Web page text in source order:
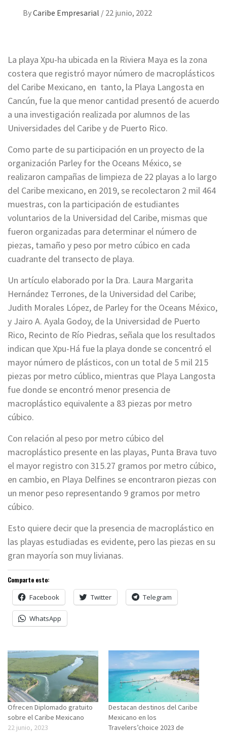
ByCaribe Empresarial / 22 junio, 2022
La playa Xpu-ha ubicada en la Riviera Maya es la zona
costera que registró mayor número de macroplásticos
del Caribe Mexicano, en tanto, la Playa Langosta en
Cancún, fue la que menor cantidad presentó de acuerdo
a una investigación realizada por alumnos de las
Universidades del Caribe y de Puerto Rico.
Como parte de su participación en un proyecto de la
organización Parley for the Oceans México, se
realizaron campañas de limpieza de 22 playas a lo largo
del Caribe mexicano, en 2019, se recolectaron 2 mil 464
muestras, con la participación de estudiantes
voluntarios de la Universidad del Caribe, mismas que
fueron organizadas para determinar el número de
piezas, tamaño y peso por metro cúbico en cada
cuadrante del transecto de playa.
Un artículo elaborado por la Dra. Laura Margarita
Hernández Terrones, de la Universidad del Caribe;
Judith Morales López, de Parley for the Oceans México,
y Jairo A. Ayala Godoy, de la Universidad de Puerto
Rico, Recinto de Río Piedras, señala que los resultados
indican que Xpu-Há fue la playa donde se concentró el
mayor número de plásticos, con un total de 5 mil 215
piezas por metro cúblico, mientras que Playa Langosta
fue donde se encontró menor presencia de
macroplástico equivalente a 83 piezas por metro
cúbico.
Con relación al peso por metro cúbico del
macroplástico presente en las playas, Punta Brava tuvo
el mayor registro con 315.27 gramos por metro cúbico,
en cambio, en Playa Delfines se encontraron piezas con
un menor peso representando 9 gramos por metro
cúbico.
Esto quiere decir que la presencia de macroplástico en
las playas estudiadas es evidente, pero las piezas en su
gran mayoría son muy livianas.
Comparte esto:
Facebook Twitter Telegram
WhatsApp
Ofrecen Diplomado gratuito
sobre el Caribe Mexicano
22 junio, 2023
Destacan destinos del Caribe
Mexicano en los
Travelers’choice 2023 de